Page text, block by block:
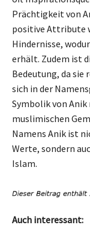
Prächtigkeit von
positive Attribute
Hindernisse,
erhält. Zudem ist
Bedeutung, da sie
sich in der
Symbolik von Anik
muslimischen
Namens Anik ist
Werte, sondern
Islam.
Auch interessant: